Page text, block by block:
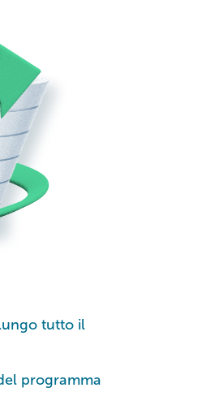
tutto il
programma